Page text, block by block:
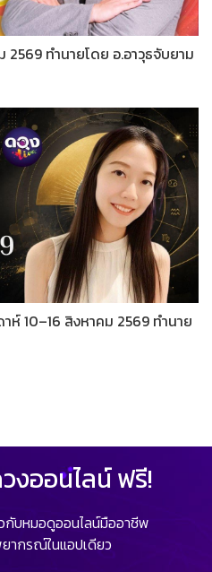
ทำนายโดย อ.อาวุธจับยาม
าห์ 10–16 สิงหาคม 2569 ทำนาย
งออนไลน์ ฟรี!
กับหมอดูออนไลน์มืออาชีพ
ากรณ์ในแอปเดียว